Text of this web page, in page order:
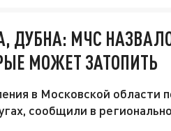
МЧС
МОЖЕТ ЗАТОПИТЬ
в Московской области
сообщили в